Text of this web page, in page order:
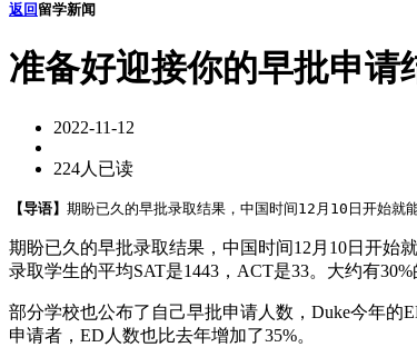
返回 留学新闻
准备好迎接你的早批申请
2022-11-12
224人已读
【导语】 期盼已久的早批录取结果，中国时间12月10日开
期盼已久的早批录取结果，中国时间12月10日开始
录取学生的平均SAT是1443，ACT是33。大约有
部分学校也公布了自己早批申请人数，Duke今年的
申请者，ED人数也比去年增加了35%。